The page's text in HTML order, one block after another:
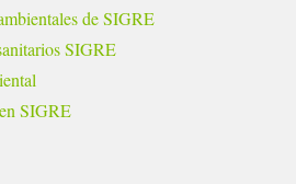
de SIGRE
SIGRE
SIGRE